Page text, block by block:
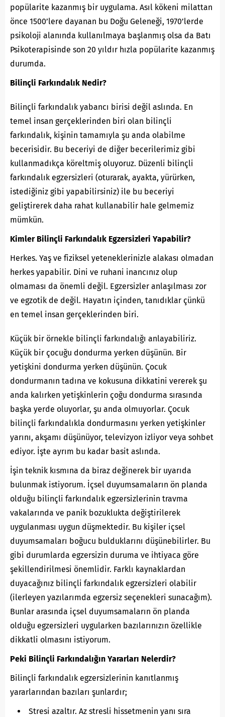
popülarite kazanmış bir uygulama. Asıl kökeni milattan
önce 1500’lere dayanan bu Doğu Geleneği, 1970’lerde
psikoloji alanında kullanılmaya başlanmış olsa da Batı
Psikoterapisinde son 20 yıldır hızla popülarite kazanmış
durumda.
Bilinçli Farkındalık Nedir?
Bilinçli farkındalık yabancı birisi değil aslında. En
temel insan gerçeklerinden biri olan bilinçli
farkındalık, kişinin tamamıyla şu anda olabilme
becerisidir. Bu beceriyi de diğer becerilerimiz gibi
kullanmadıkça köreltmiş oluyoruz. Düzenli bilinçli
farkındalık egzersizleri (oturarak, ayakta, yürürken,
istediğiniz gibi yapabilirsiniz) ile bu beceriyi
geliştirerek daha rahat kullanabilir hale gelmemiz
mümkün.
Kimler Bilinçli Farkındalık Egzersizleri Yapabilir?
Herkes. Yaş ve fiziksel yeteneklerinizle alakası olmadan
herkes yapabilir. Dini ve ruhani inancınız olup
olmaması da önemli değil. Egzersizler anlaşılması zor
ve egzotik de değil. Hayatın içinden, tanıdıklar çünkü
en temel insan gerçeklerinden biri.
Küçük bir örnekle bilinçli farkındalığı anlayabiliriz.
Küçük bir çocuğu dondurma yerken düşünün. Bir
yetişkini dondurma yerken düşünün. Çocuk
dondurmanın tadına ve kokusuna dikkatini vererek şu
anda kalırken yetişkinlerin çoğu dondurma sırasında
başka yerde oluyorlar, şu anda olmuyorlar. Çocuk
bilinçli farkındalıkla dondurmasını yerken yetişkinler
yarını, akşamı düşünüyor, televizyon izliyor veya sohbet
ediyor. İşte ayrım bu kadar basit aslında.
İşin teknik kısmına da biraz değinerek bir uyarıda
bulunmak istiyorum. İçsel duyumsamaların ön planda
olduğu bilinçli farkındalık egzersizlerinin travma
vakalarında ve panik bozuklukta değiştirilerek
uygulanması uygun düşmektedir. Bu kişiler içsel
duyumsamaları boğucu bulduklarını düşünebilirler. Bu
gibi durumlarda egzersizin duruma ve ihtiyaca göre
şekillendirilmesi önemlidir. Farklı kaynaklardan
duyacağınız bilinçli farkındalık egzersizleri olabilir
(ilerleyen yazılarımda egzersiz seçenekleri sunacağım).
Bunlar arasında içsel duyumsamaların ön planda
olduğu egzersizleri uygularken bazılarınızın özellikle
dikkatli olmasını istiyorum.
Peki Bilinçli Farkındalığın Yararları Nelerdir?
Bilinçli farkındalık egzersizlerinin kanıtlanmış
yararlarından bazıları şunlardır;
Stresi azaltır. Az stresli hissetmenin yanı sıra